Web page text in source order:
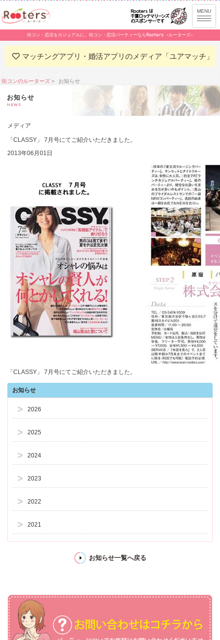
街コン・恋活をカジュアルに。街コン・恋活パーティーならRooters -ルーターズ-
マッチングアプリ・婚活アプリのメディア「ユアマッチ」
街コンのルーターズ お知らせ
お知らせ
NEWS
メディア
「CLASSY」 7月号にてご紹介いただきました。
2013年06月01日
「CLASSY」 7月号にてご紹介いただきました。
お知らせ
2026
2025
2024
2023
2022
2021
お知らせ一覧へ戻る